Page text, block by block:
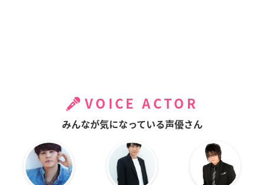
VOICE ACTOR
みんなが気になっている声優さん